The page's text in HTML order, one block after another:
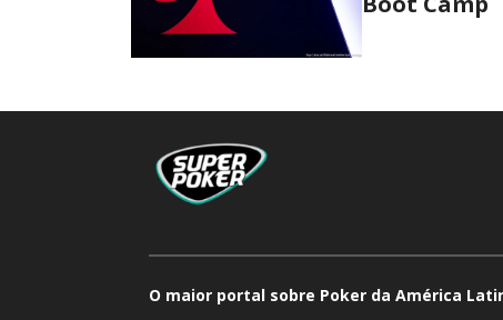
O maior portal sobre Poker da América